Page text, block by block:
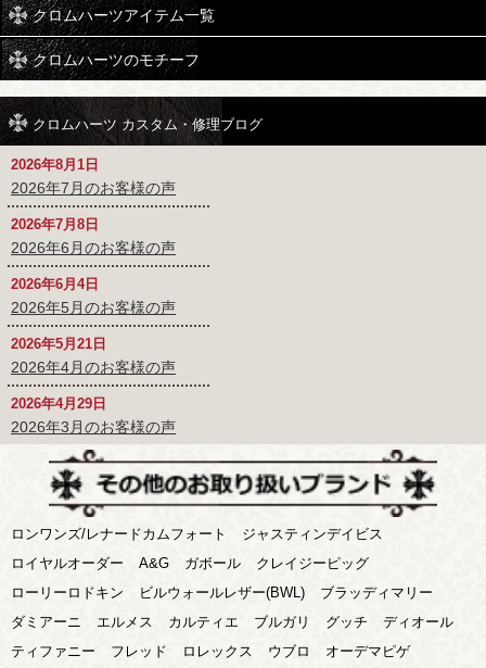
クロムハーツアイテム一覧
クロムハーツのモチーフ
クロムハーツ カスタム・修理ブログ
2026年8月1日
2026年7月のお客様の声
2026年7月8日
2026年6月のお客様の声
2026年6月4日
2026年5月のお客様の声
2026年5月21日
2026年4月のお客様の声
2026年4月29日
2026年3月のお客様の声
ロンワンズ/レナードカムフォート
ジャスティンデイビス
ロイヤルオーダー
A&G ガボール
クレイジーピッグ
ローリーロドキン
ビルウォールレザー(BWL)
ブラッディマリー
ダミアーニ
エルメス カルティエ ブルガリ グッチ
ディオール
ティファニー
フレッド ロレックス ウブロ
オーデマピゲ